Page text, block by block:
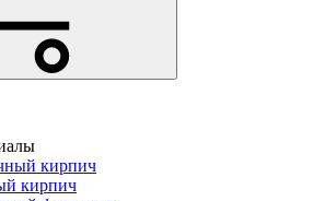
кирпич
кирпич